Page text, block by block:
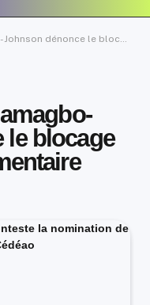
le blocage du contrôle parlementaire
le blocage